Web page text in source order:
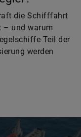
die Schifffahrt
– und warum
Teil der
werden